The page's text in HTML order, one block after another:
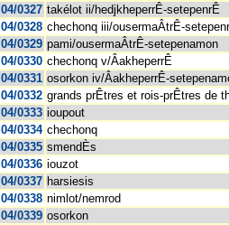
04/0327 takélot ii/hedjkheperrÊ-setepenrÊ
04/0328 chechonq iii/ousermaÂtrÊ-
04/0329 pami/ousermaÂtrÊ-setepenamon
04/0330 chechonq v/ÂakheperrÊ
04/0331 osorkon iv/ÂakheperrÊ-
04/0332 grands prÊtres et rois-prÊtres de
04/0333 ioupout
04/0334 chechonq
04/0335 smendÈs
04/0336 iouzot
04/0337 harsiesis
04/0338 nimlot/nemrod
04/0339 osorkon